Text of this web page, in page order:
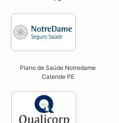
Plano de Saúde Notredame
Catende PE​